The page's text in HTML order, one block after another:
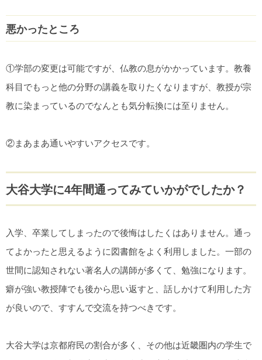
悪かったところ
①学部の変更は可能ですが、仏教の息がかかっています。教養
科目でもっと他の分野の講義を取りたくなりますが、教授が宗
教に染まっているのでなんとも気分転換には至りません。
②まあまあ通いやすいアクセスです。
大谷大学に4年間通ってみていかがでしたか？
入学、卒業してしまったので後悔はしたくはありません。通っ
てよかったと思えるように図書館をよく利用しました。一部の
世間に認知されない著名人の講師が多くて、勉強になります。
癖が強い教授陣でも後から思い返すと、話しかけて利用した方
が良いので、すすんで交流を持つべきです。
大谷大学は京都府民の割合が多く、その他は近畿圏内の学生で